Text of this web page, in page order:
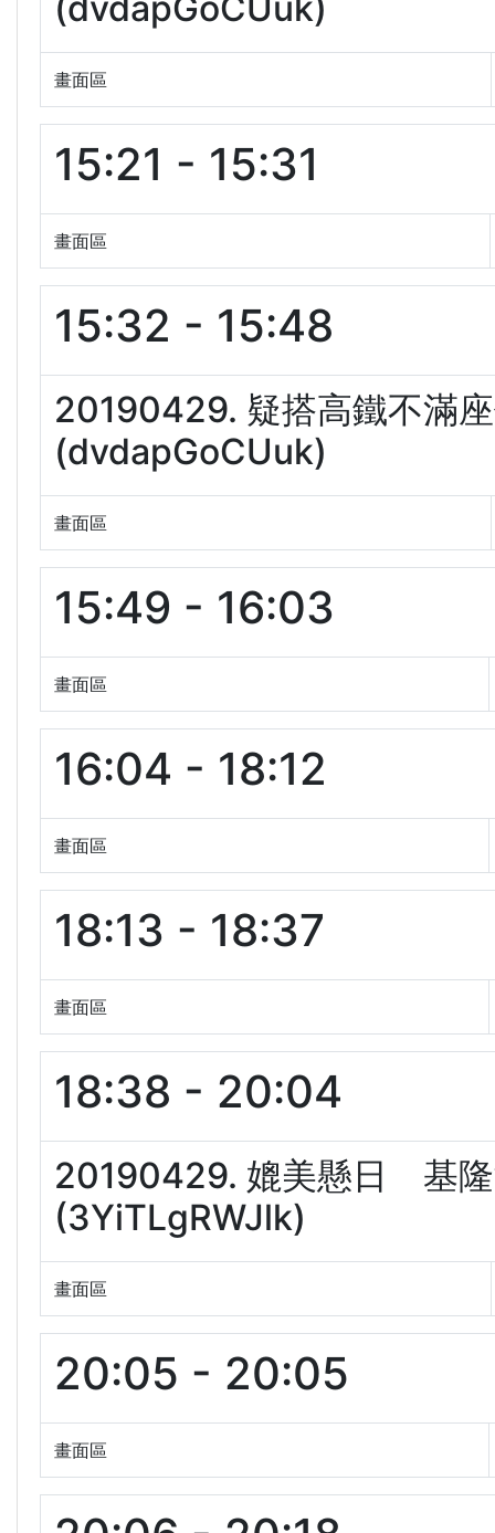
畫面區
15:21 - 15:31
畫面區
15:32 - 15:48
20190429. 疑搭高鐵不滿
(dvdapGoCUuk)
畫面區
15:49 - 16:03
畫面區
16:04 - 18:12
畫面區
18:13 - 18:37
畫面區
18:38 - 20:04
20190429. 媲美懸日 基隆
(3YiTLgRWJlk)
畫面區
20:05 - 20:05
畫面區